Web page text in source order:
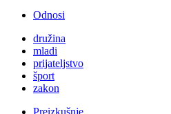
Odnosi
družina
mladi
prijateljstvo
šport
zakon
Preizkušnje